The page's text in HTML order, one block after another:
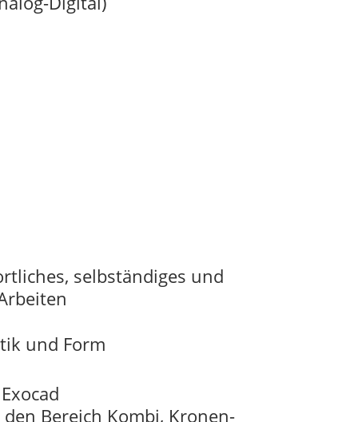
selbständiges und
und Form
Bereich Kombi, Kronen-